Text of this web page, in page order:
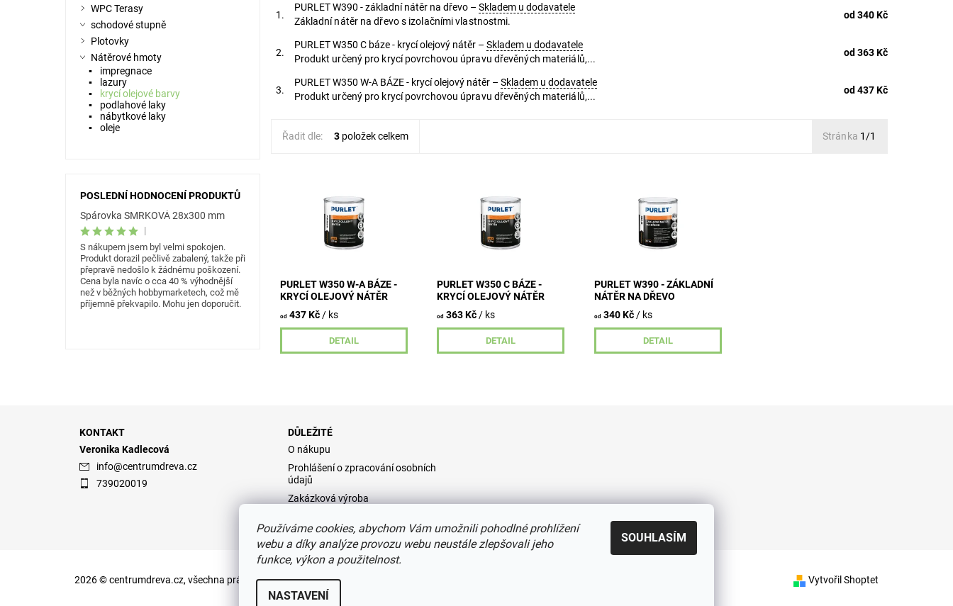
1.
PURLET W390 - základní nátěr na dřevo – Skladem u dodavatele
Základní nátěr na dřevo s izolačními vlastnostmi.
od 340 Kč
2.
PURLET W350 C báze - krycí olejový nátěr – Skladem u dodavatele
Produkt určený pro krycí povrchovou úpravu dřevěných materiálů,...
od 363 Kč
3.
PURLET W350 W-A BÁZE - krycí olejový nátěr – Skladem u dodavatele
Produkt určený pro krycí povrchovou úpravu dřevěných materiálů,...
od 437 Kč
Řadit dle: 3položek celkem Stránka 1/1
dřevěných materiálů,
zachovávající kresbu, reliéf
PURLET W350 W-A BÁZE -
KRYCÍ OLEJOVÝ NÁTĚR
od 437 Kč / ks
DETAIL
dřevěných materiálů,
zachovávající kresbu, reliéf
PURLET W350 C BÁZE -
KRYCÍ OLEJOVÝ NÁTĚR
od 363 Kč / ks
DETAIL
PURLET W390 - ZÁKLADNÍ
NÁTĚR NA DŘEVO
od 340 Kč / ks
DETAIL
WPC Terasy
schodové stupně
Plotovky
Nátěrové hmoty
impregnace
lazury
krycí olejové barvy
podlahové laky
nábytkové laky
oleje
POSLEDNÍ HODNOCENÍ PRODUKTŮ
Spárovka SMRKOVÁ 28x300 mm
|
S nákupem jsem byl velmi spokojen.
Produkt dorazil pečlivě zabalený, takže při
přepravě nedošlo k žádnému poškození.
Cena byla navíc o cca 40 % výhodnější
než v běžných hobbymarketech, což mě
příjemně překvapilo. Mohu jen doporučit.
KONTAKT
Veronika Kadlecová
info@centrumdreva.cz
739020019
DŮLEŽITÉ
O nákupu
Prohlášení o zpracování osobních
údajů
Zakázková výroba
2026 © centrumdreva.cz, všechna práva vyhrazenaUpravit nastavení cookies Vytvořil Shoptet
Používáme cookies, abychom Vám umožnili pohodlné prohlížení
webu a díky analýze provozu webu neustále zlepšovali jeho
funkce, výkon a použitelnost.
NASTAVENÍ
SOUHLASÍM